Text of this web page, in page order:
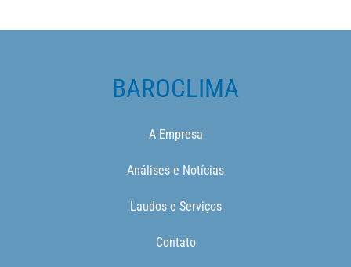
BAROCLIMA
A Empresa
Análises e Notícias
Laudos e Serviços
Contato